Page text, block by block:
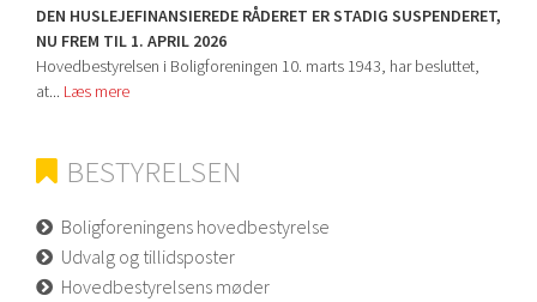
DEN HUSLEJEFINANSIEREDE RÅDERET ER STADIG SUSPENDERET,
NU FREM TIL 1. APRIL 2026
Hovedbestyrelsen i Boligforeningen 10. marts 1943, har besluttet,
at... Læs mere
BESTYRELSEN
Boligforeningens hovedbestyrelse
Udvalg og tillidsposter
Hovedbestyrelsens møder